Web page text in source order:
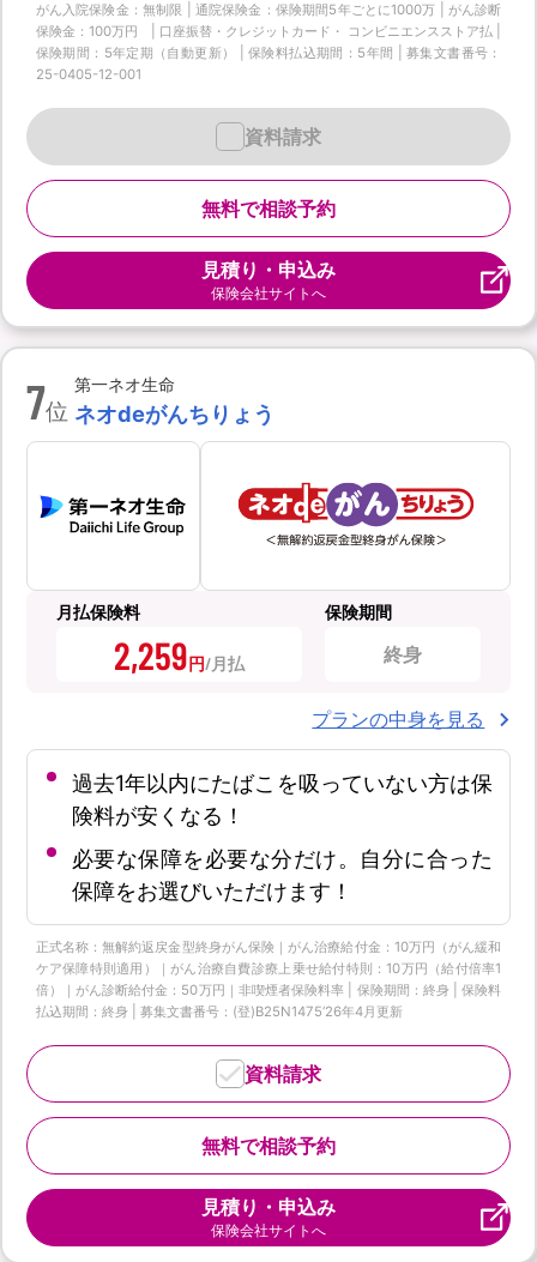
がん入院保険金：無制限 | 通院保険金：保険期間5年ごとに1000万 | がん診断
保険金：100万円 | 口座振替・クレジットカード・ コンビニエンスストア払 |
保険期間：5年定期（自動更新） | 保険料払込期間：5年間 | 募集文書番号：
25-0405-12-001
無料で相談予約
資料請求
見積り・申込み
保険会社サイトへ
7位
第一ネオ生命
ネオdeがんちりょう
月払保険料
2,259円
保険期間
終身
プランの中身を見る
過去1年以内にたばこを吸っていない方は保
険料が安くなる！
必要な保障を必要な分だけ。自分に合った
保障をお選びいただけます！
正式名称：無解約返戻金型終身がん保険｜がん治療給付金：10万円（がん緩和
ケア保障特則適用）｜がん治療自費診療上乗せ給付特則：10万円（給付倍率1
倍）｜がん診断給付金：50万円｜非喫煙者保険料率 | 保険期間：終身 | 保険料
払込期間：終身 | 募集文書番号：(登)B25N1475‘26年4月更新
無料で相談予約
資料請求
見積り・申込み
保険会社サイトへ